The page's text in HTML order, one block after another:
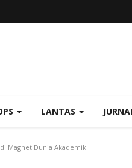
LANTAS
Magnet Dunia Akademik